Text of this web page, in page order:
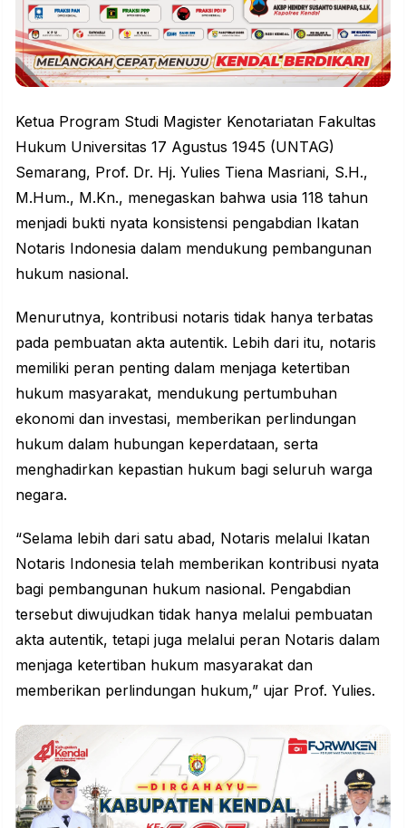
Ketua Program Studi Magister Kenotariatan Fakultas
Hukum Universitas 17 Agustus 1945 (UNTAG)
Semarang, Prof. Dr. Hj. Yulies Tiena Masriani, S.H.,
M.Hum., M.Kn., menegaskan bahwa usia 118 tahun
menjadi bukti nyata konsistensi pengabdian Ikatan
Notaris Indonesia dalam mendukung pembangunan
hukum nasional.
Menurutnya, kontribusi notaris tidak hanya terbatas
pada pembuatan akta autentik. Lebih dari itu, notaris
memiliki peran penting dalam menjaga ketertiban
hukum masyarakat, mendukung pertumbuhan
ekonomi dan investasi, memberikan perlindungan
hukum dalam hubungan keperdataan, serta
menghadirkan kepastian hukum bagi seluruh warga
negara.
“Selama lebih dari satu abad, Notaris melalui Ikatan
Notaris Indonesia telah memberikan kontribusi nyata
bagi pembangunan hukum nasional. Pengabdian
tersebut diwujudkan tidak hanya melalui pembuatan
akta autentik, tetapi juga melalui peran Notaris dalam
menjaga ketertiban hukum masyarakat dan
memberikan perlindungan hukum,” ujar Prof. Yulies.